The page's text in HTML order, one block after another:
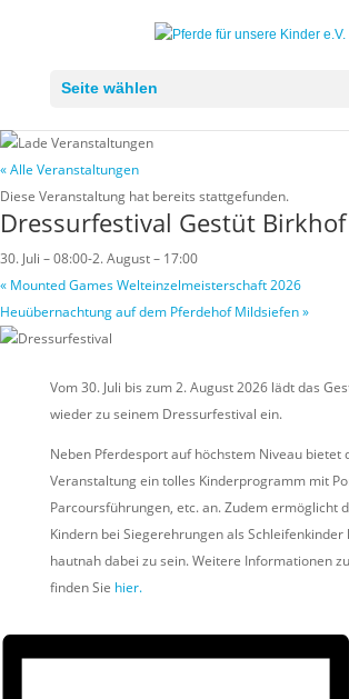
Seite wählen
« Alle Veranstaltungen
Diese Veranstaltung hat bereits stattgefunden.
Dressurfestival Gestüt Birkhof
30. Juli – 08:00-2. August – 17:00
« Mounted Games Welteinzelmeisterschaft 2026
Heuübernachtung auf dem Pferdehof Mildsiefen»
Vom 30. Juli bis zum 2. August 2026 lädt das
wieder zu seinem Dressurfestival ein.
Neben Pferdesport auf höchstem Niveau bietet
Veranstaltung ein tolles Kinderprogramm mit
Parcoursführungen, etc. an. Zudem ermöglicht
Kindern bei Siegerehrungen als Schleifenkinder
hautnah dabei zu sein. Weitere Informationen
finden Sie hier.